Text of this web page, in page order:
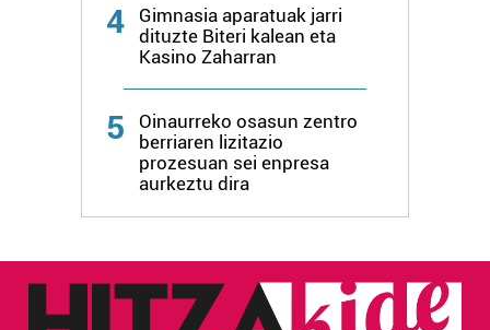
4
Gimnasia aparatuak jarri
dituzte Biteri kalean eta
Kasino Zaharran
5
Oinaurreko osasun zentro
berriaren lizitazio
prozesuan sei enpresa
aurkeztu dira